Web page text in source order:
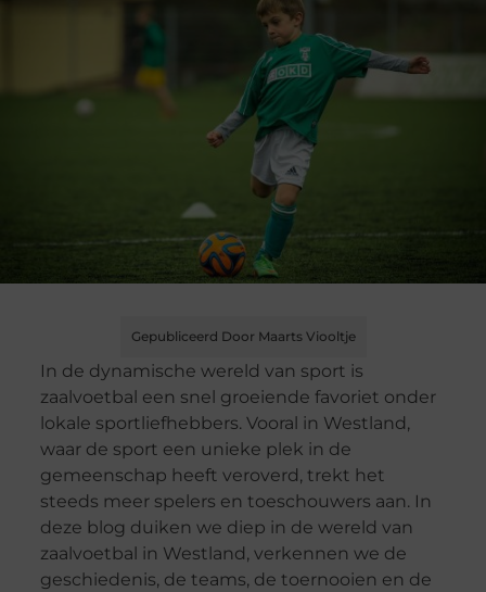
Gepubliceerd Door Maarts Viooltje
In de dynamische wereld van sport is
zaalvoetbal een snel groeiende favoriet onder
lokale sportliefhebbers. Vooral in Westland,
waar de sport een unieke plek in de
gemeenschap heeft veroverd, trekt het
steeds meer spelers en toeschouwers aan. In
deze blog duiken we diep in de wereld van
zaalvoetbal in Westland, verkennen we de
geschiedenis, de teams, de toernooien en de